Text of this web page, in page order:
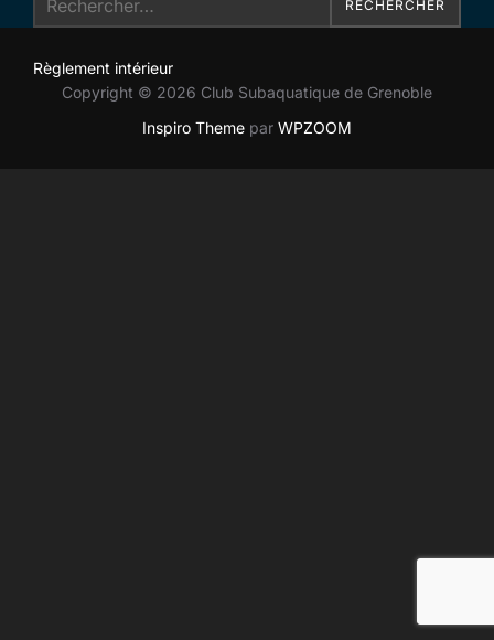
pour :
RECHERCHER
Règlement intérieur
Copyright © 2026 Club Subaquatique de Grenoble
Inspiro Theme par WPZOOM